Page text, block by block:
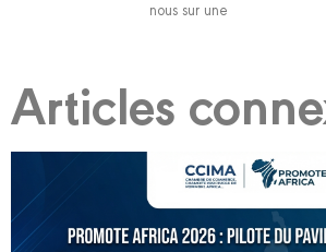
nous sur une
Articles